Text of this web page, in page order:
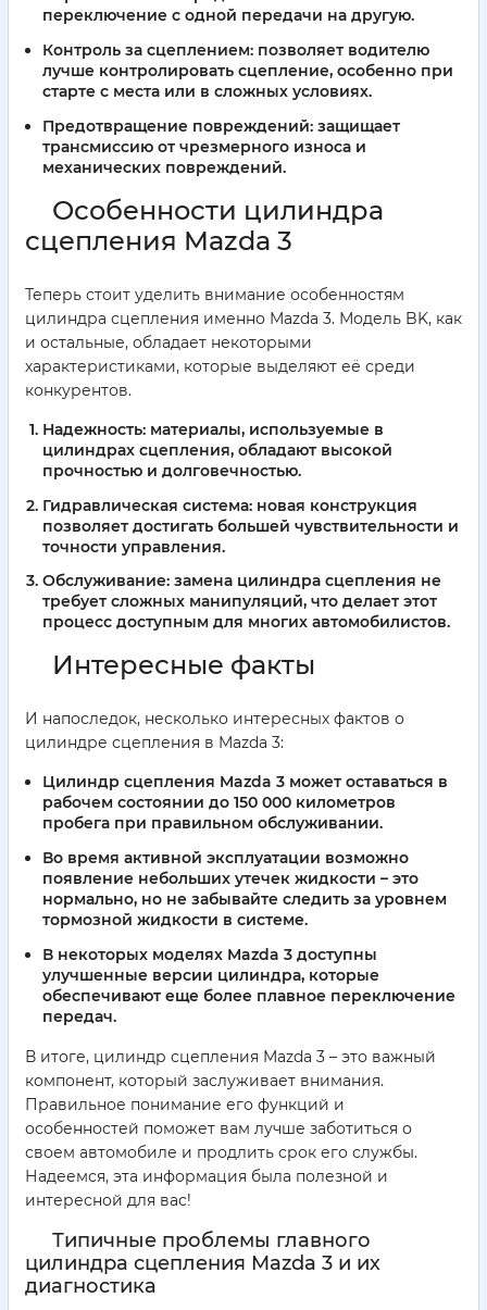
переключение с одной передачи на другую.
Контроль за сцеплением: позволяет водителю
лучше контролировать сцепление, особенно при
старте с места или в сложных условиях.
Предотвращение повреждений: защищает
трансмиссию от чрезмерного износа и
механических повреждений.
Особенности цилиндра
сцепления Mazda 3
Теперь стоит уделить внимание особенностям
цилиндра сцепления именно Mazda 3. Модель BK, как
и остальные, обладает некоторыми
характеристиками, которые выделяют её среди
конкурентов.
Надежность: материалы, используемые в
цилиндрах сцепления, обладают высокой
прочностью и долговечностью.
Гидравлическая система: новая конструкция
позволяет достигать большей чувствительности и
точности управления.
Обслуживание: замена цилиндра сцепления не
требует сложных манипуляций, что делает этот
процесс доступным для многих автомобилистов.
Интересные факты
И напоследок, несколько интересных фактов о
цилиндре сцепления в Mazda 3:
Цилиндр сцепления Mazda 3 может оставаться в
рабочем состоянии до 150 000 километров
пробега при правильном обслуживании.
Во время активной эксплуатации возможно
появление небольших утечек жидкости – это
нормально, но не забывайте следить за уровнем
тормозной жидкости в системе.
В некоторых моделях Mazda 3 доступны
улучшенные версии цилиндра, которые
обеспечивают еще более плавное переключение
передач.
В итоге, цилиндр сцепления Mazda 3 – это важный
компонент, который заслуживает внимания.
Правильное понимание его функций и
особенностей поможет вам лучше заботиться о
своем автомобиле и продлить срок его службы.
Надеемся, эта информация была полезной и
интересной для вас!
Типичные проблемы главного
цилиндра сцепления Mazda 3 и их
диагностика